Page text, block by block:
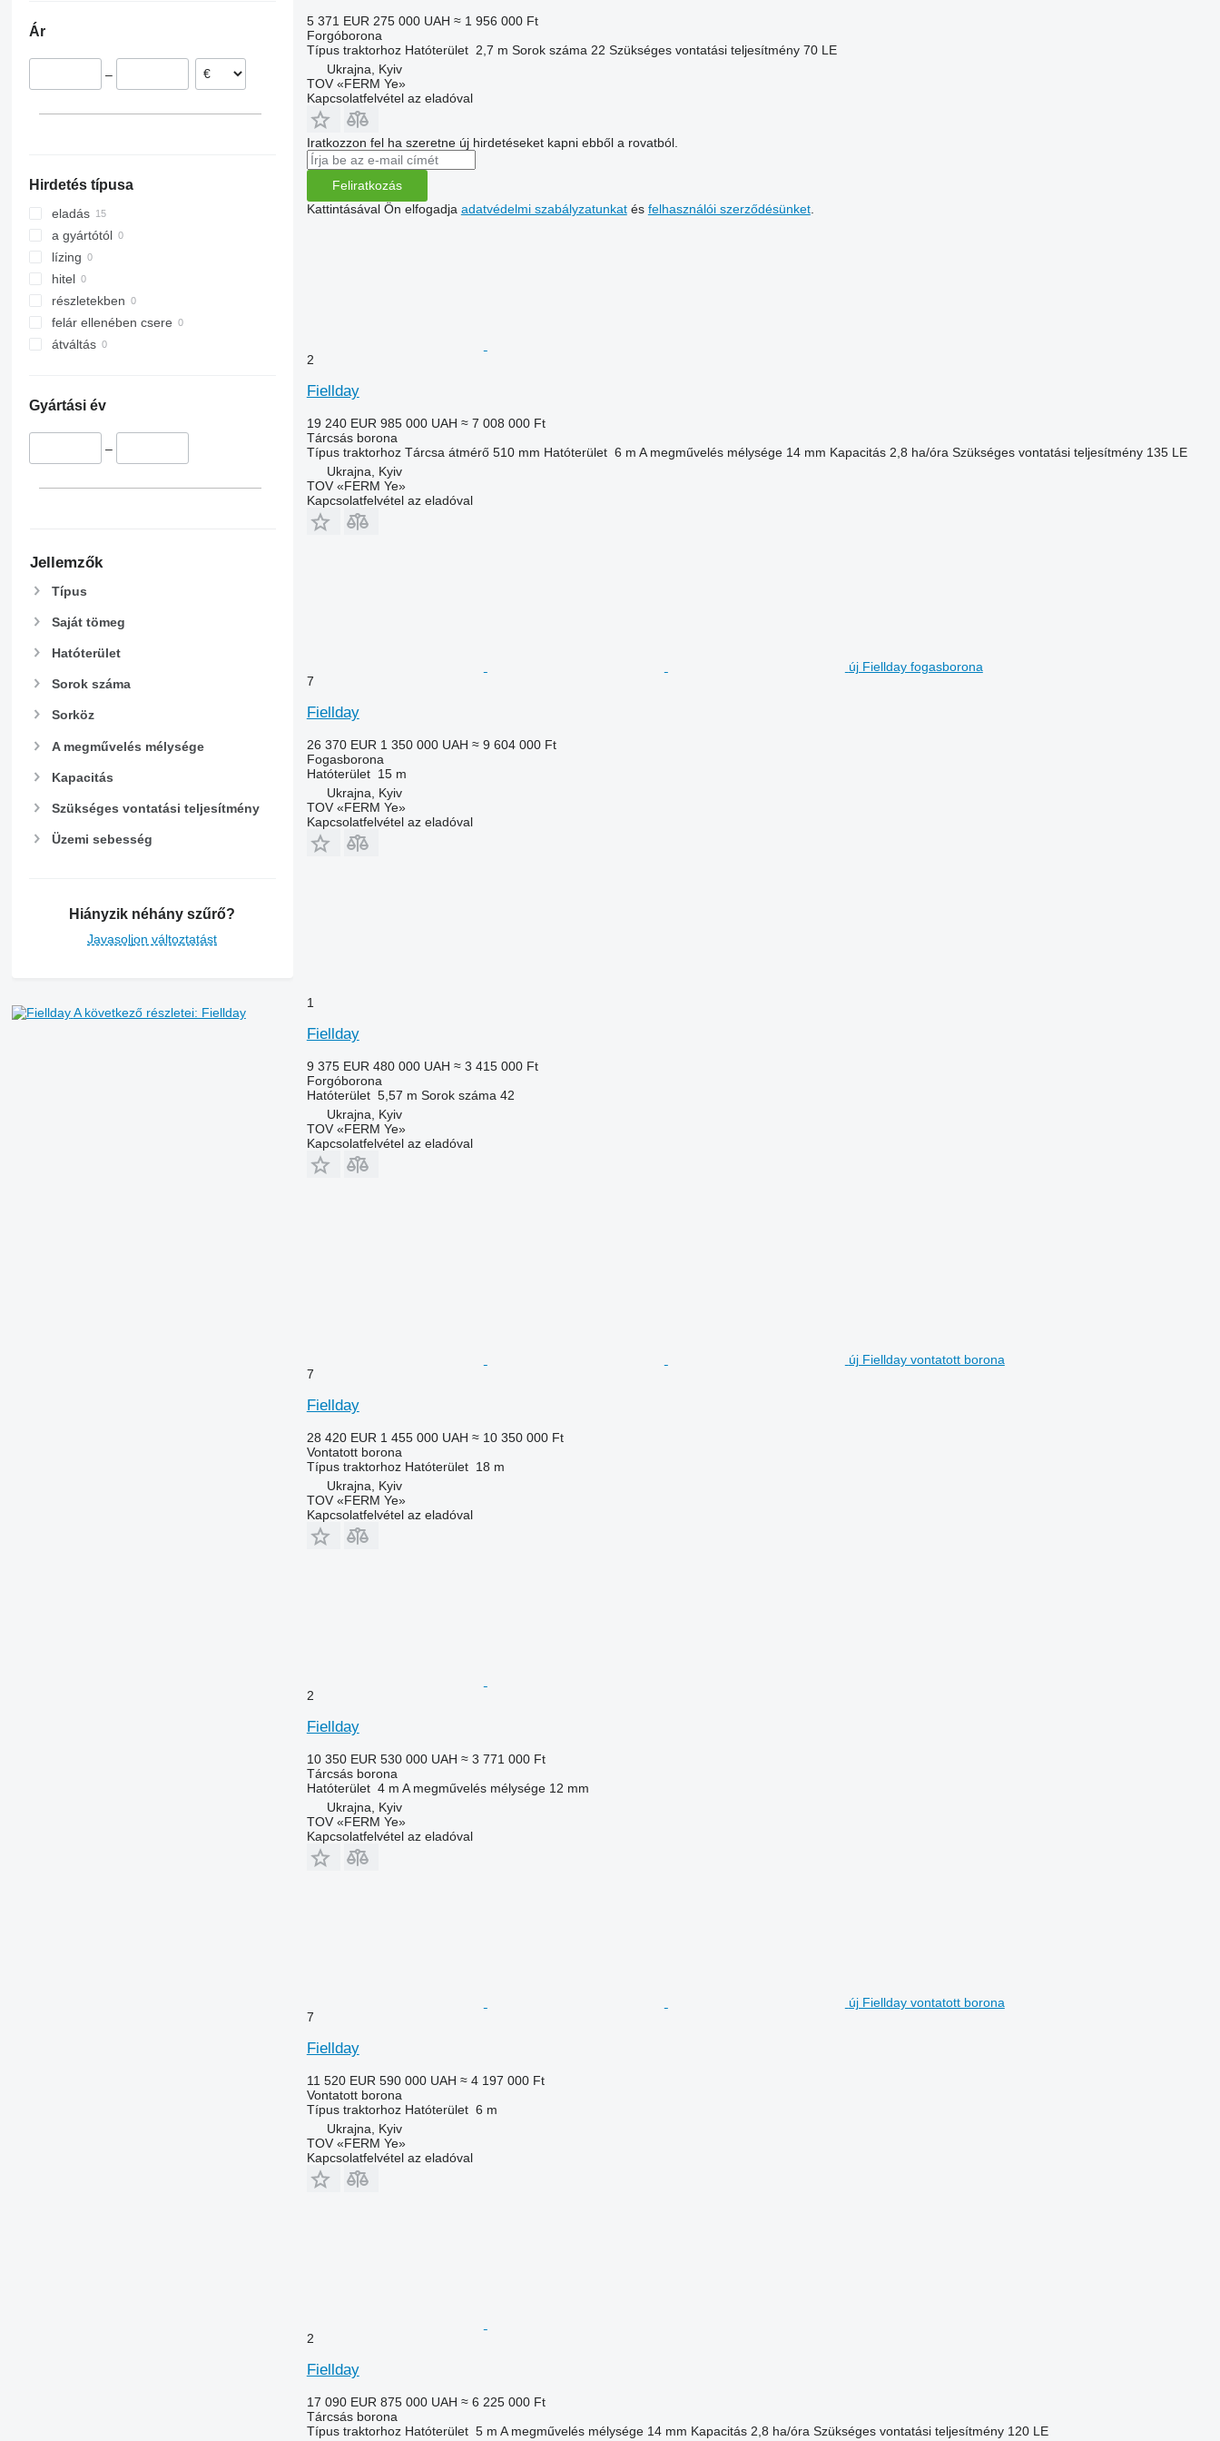
Ár
–
Hirdetés típusa
eladás
a gyártótól
lízing
hitel
részletekben
felár ellenében csere
átváltás
Gyártási év
–
Jellemzők
Típus
Saját tömeg
Hatóterület
Sorok száma
Sorköz
A megművelés mélysége
Kapacitás
Szükséges vontatási teljesítmény
Üzemi sebesség
Hiányzik néhány szűrő?
Javasoljon változtatást
A következő részletei: Fiellday
5 371 EUR 275 000 UAH ≈ 1 956 000 Ft
Forgóborona
Típus traktorhoz Hatóterület 2,7 m Sorok száma 22 Szükséges vontatási teljesítmény 70 LE
Ukrajna, Kyiv
TOV «FERM Ye»
Kapcsolatfelvétel az eladóval
Iratkozzon fel ha szeretne új hirdetéseket kapni ebből a rovatból.
Feliratkozás
Kattintásával Ön elfogadja adatvédelmi szabályzatunkatés felhasználói szerződésünket.
2
Fiellday
19 240 EUR 985 000 UAH ≈ 7 008 000 Ft
Tárcsás borona
Típus traktorhoz Tárcsa átmérő 510 mm Hatóterület 6 m A megművelés mélysége 14 mm Kapacitás 2,8 ha/óra Szükséges vontatási teljesítmény 135 LE
Ukrajna, Kyiv
TOV «FERM Ye»
Kapcsolatfelvétel az eladóval
új Fiellday fogasborona
7
Fiellday
26 370 EUR 1 350 000 UAH ≈ 9 604 000 Ft
Fogasborona
Hatóterület 15 m
Ukrajna, Kyiv
TOV «FERM Ye»
Kapcsolatfelvétel az eladóval
1
Fiellday
9 375 EUR 480 000 UAH ≈ 3 415 000 Ft
Forgóborona
Hatóterület 5,57 m Sorok száma 42
Ukrajna, Kyiv
TOV «FERM Ye»
Kapcsolatfelvétel az eladóval
új Fiellday vontatott borona
7
Fiellday
28 420 EUR 1 455 000 UAH ≈ 10 350 000 Ft
Vontatott borona
Típus traktorhoz Hatóterület 18 m
Ukrajna, Kyiv
TOV «FERM Ye»
Kapcsolatfelvétel az eladóval
2
Fiellday
10 350 EUR 530 000 UAH ≈ 3 771 000 Ft
Tárcsás borona
Hatóterület 4 m A megművelés mélysége 12 mm
Ukrajna, Kyiv
TOV «FERM Ye»
Kapcsolatfelvétel az eladóval
új Fiellday vontatott borona
7
Fiellday
11 520 EUR 590 000 UAH ≈ 4 197 000 Ft
Vontatott borona
Típus traktorhoz Hatóterület 6 m
Ukrajna, Kyiv
TOV «FERM Ye»
Kapcsolatfelvétel az eladóval
2
Fiellday
17 090 EUR 875 000 UAH ≈ 6 225 000 Ft
Tárcsás borona
Típus traktorhoz Hatóterület 5 m A megművelés mélysége 14 mm Kapacitás 2,8 ha/óra Szükséges vontatási teljesítmény 120 LE